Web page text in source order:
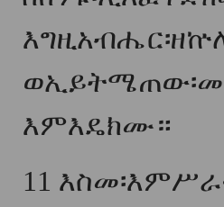
እምእዴክሙ።
11